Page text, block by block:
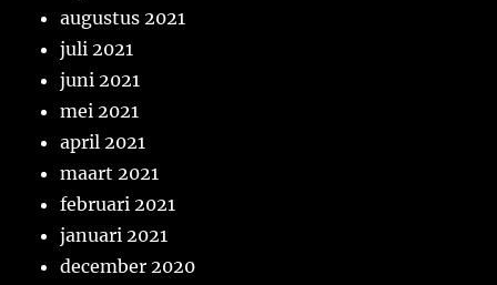
augustus 2021
juli 2021
juni 2021
mei 2021
april 2021
maart 2021
februari 2021
januari 2021
december 2020